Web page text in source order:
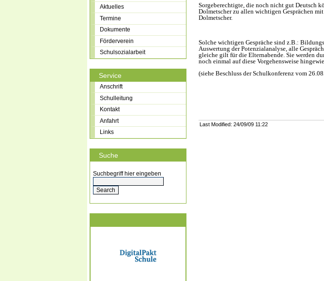
Sorgeberechtigte, die noch nicht gut Deutsch
Dolmetscher zu allen wichtigen Gesprächen
Dolmetscher.
Solche wichtigen Gespräche sind z.B.:
Auswertung der Potenzialanalyse, alle
gleiche gilt für die Elternabende. Sie werden
noch einmal auf diese Vorgehensweise
(siehe Beschluss der Schulkonferenz vom
Last Modified:24/09/09 11:22
Aktuelles
Termine
Dokumente
Förderverein
Schulsozialarbeit
Service
Anschrift
Schulleitung
Kontakt
Anfahrt
Links
Suche
Suchbegriff hier eingeben